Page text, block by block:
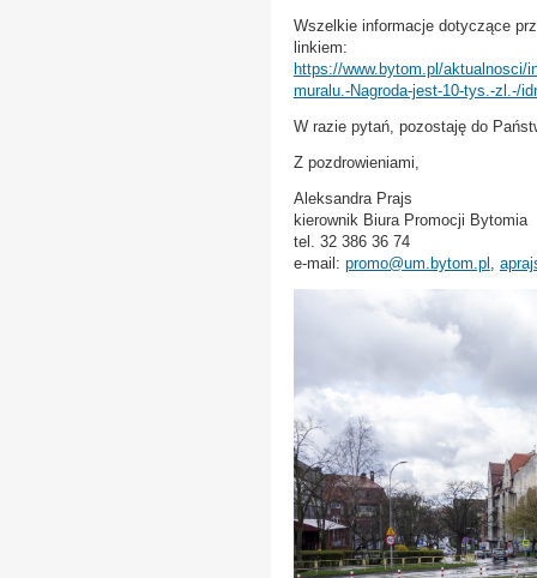
Wszelkie informacje dotyczące
linkiem:
https://www.bytom.pl/aktualnosci/
muralu.-Nagroda-jest-10-tys.-zl.-/
W razie pytań, pozostaję do
Z pozdrowieniami,
Aleksandra Prajs
kierownik Biura Promocji Bytomia
tel. 32 386 36 74
e-mail: promo@um.bytom.pl ,